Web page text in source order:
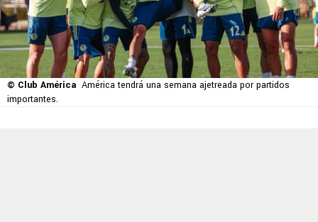
© Club América América tendrá una semana ajetreada por partidos
importantes.